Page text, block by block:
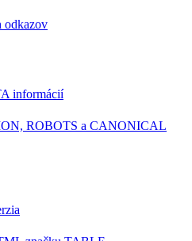
odkazov
informácií
ROBOTS a CANONICAL